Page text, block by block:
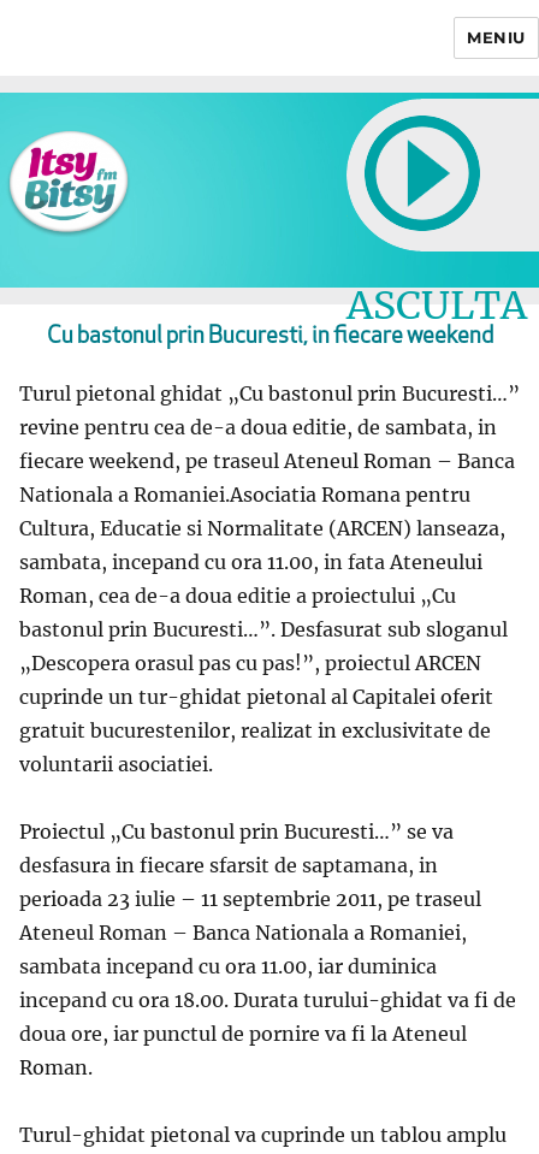
MENIU
ASCULTA
LIVE
Cu bastonul prin Bucuresti, in fiecare weekend
Turul pietonal ghidat „Cu bastonul prin Bucuresti…”
revine pentru cea de-a doua editie, de sambata, in
fiecare weekend, pe traseul Ateneul Roman – Banca
Nationala a Romaniei.Asociatia Romana pentru
Cultura, Educatie si Normalitate (ARCEN) lanseaza,
sambata, incepand cu ora 11.00, in fata Ateneului
Roman, cea de-a doua editie a proiectului „Cu
bastonul prin Bucuresti…”. Desfasurat sub sloganul
„Descopera orasul pas cu pas!”, proiectul ARCEN
cuprinde un tur-ghidat pietonal al Capitalei oferit
gratuit bucurestenilor, realizat in exclusivitate de
voluntarii asociatiei.
Proiectul „Cu bastonul prin Bucuresti…” se va
desfasura in fiecare sfarsit de saptamana, in
perioada 23 iulie – 11 septembrie 2011, pe traseul
Ateneul Roman – Banca Nationala a Romaniei,
sambata incepand cu ora 11.00, iar duminica
incepand cu ora 18.00. Durata turului-ghidat va fi de
doua ore, iar punctul de pornire va fi la Ateneul
Roman.
Turul-ghidat pietonal va cuprinde un tablou amplu